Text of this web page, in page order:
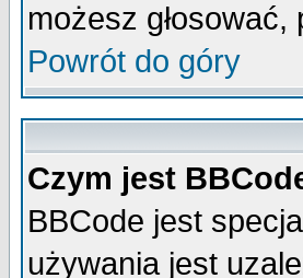
możesz
Powrót do góry
Czym jest
BBCode jest
używania jest